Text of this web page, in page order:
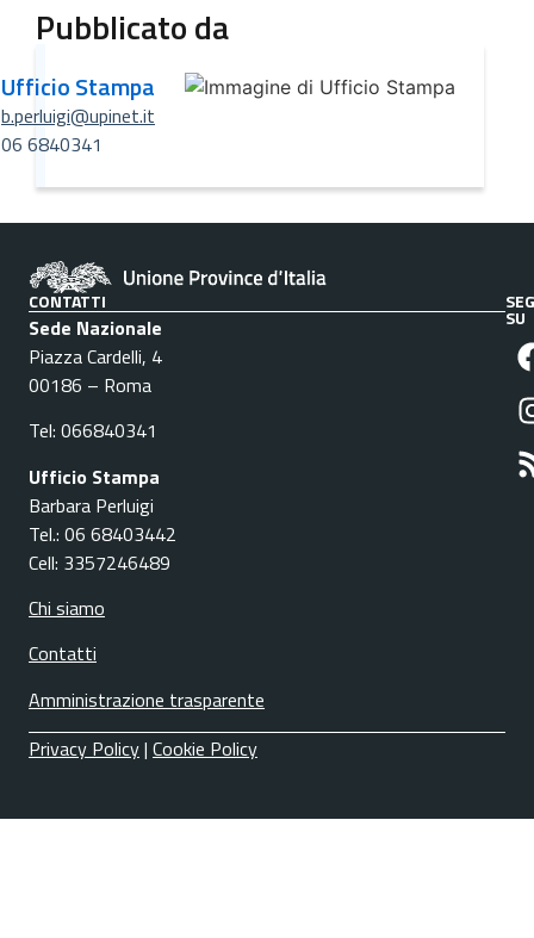
Pubblicato da
Ufficio Stampa
b.perluigi@upinet.it
06 6840341
CONTATTI
Sede Nazionale
Piazza Cardelli, 4
00186 – Roma
Tel: 066840341
Ufficio Stampa
Barbara Perluigi
Tel.: 06 68403442
Cell: 3357246489
Chi siamo
Contatti
Amministrazione trasparente
SU
Privacy Policy| Cookie Policy